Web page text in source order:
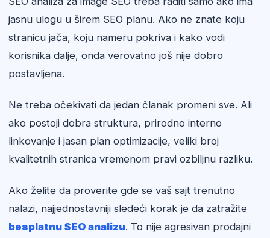
jasnu ulogu u širem SEO planu. Ako ne znate koju
stranicu jača, koju nameru pokriva i kako vodi
korisnika dalje, onda verovatno još nije dobro
postavljena.
Ne treba očekivati da jedan članak promeni sve. Ali
ako postoji dobra struktura, prirodno interno
linkovanje i jasan plan optimizacije, veliki broj
kvalitetnih stranica vremenom pravi ozbiljnu razliku.
Ako želite da proverite gde se vaš sajt trenutno
nalazi, najjednostavniji sledeći korak je da zatražite
besplatnu SEO analizu. To nije agresivan prodajni